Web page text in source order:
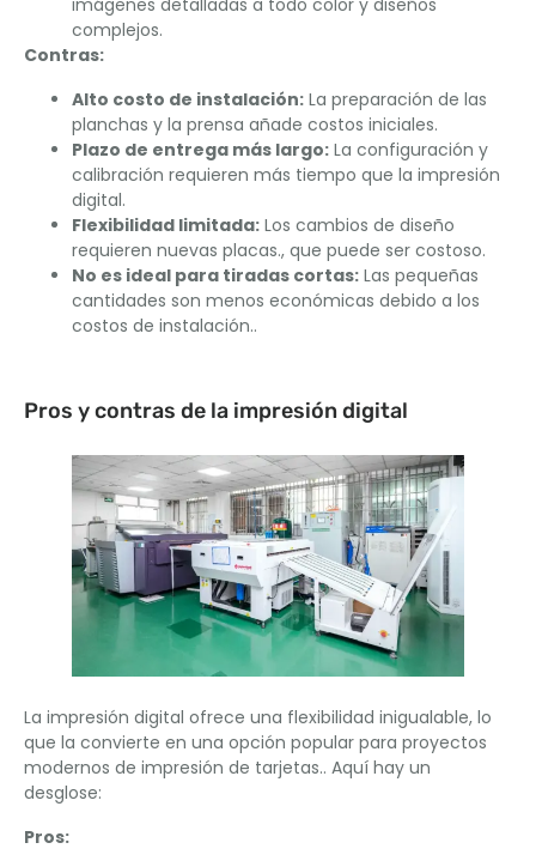
complejos.
Contras:
Alto costo de instalación: La preparación de las
planchas y la prensa añade costos iniciales.
Plazo de entrega más largo: La configuración y
calibración requieren más tiempo que la impresión
digital.
Flexibilidad limitada: Los cambios de diseño
requieren nuevas placas., que puede ser costoso.
No es ideal para tiradas cortas: Las pequeñas
cantidades son menos económicas debido a los
costos de instalación..
Pros y contras de la impresión digital
La impresión digital ofrece una flexibilidad inigualable, lo
que la convierte en una opción popular para proyectos
modernos de impresión de tarjetas.. Aquí hay un
desglose:
Pros: